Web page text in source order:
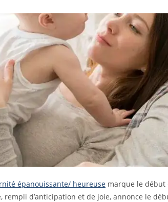
épanouissante/ heureuse marque le début
rempli d’anticipation et de joie, annonce le